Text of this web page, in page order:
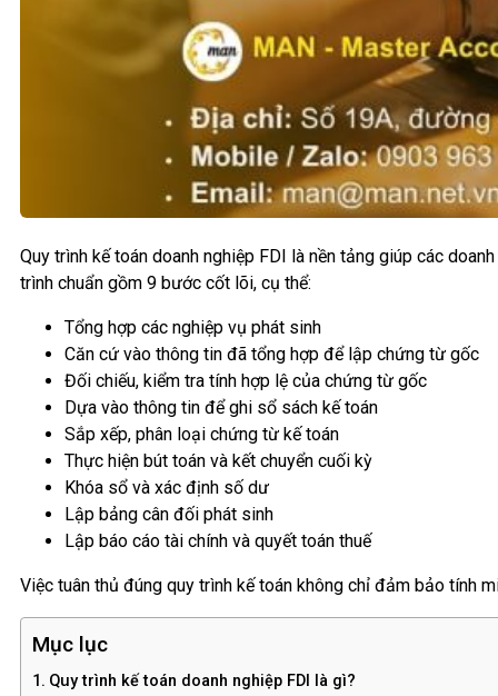
Quy trình kế toán doanh nghiệp FDI là nền tảng giúp các
trình chuẩn gồm 9 bước cốt lõi, cụ thể:
Tổng hợp các nghiệp vụ phát sinh
Căn cứ vào thông tin đã tổng hợp để lập chứng từ gốc
Đối chiếu, kiểm tra tính hợp lệ của chứng từ gốc
Dựa vào thông tin để ghi sổ sách kế toán
Sắp xếp, phân loại chứng từ kế toán
Thực hiện bút toán và kết chuyển cuối kỳ
Khóa sổ và xác định số dư
Lập bảng cân đối phát sinh
Lập báo cáo tài chính và quyết toán thuế
Việc tuân thủ đúng quy trình kế toán không chỉ đảm bảo tính
Mục lục
Quy trình kế toán doanh nghiệp FDI là gì?